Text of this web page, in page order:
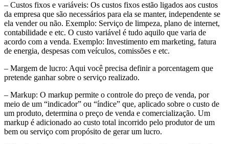
– Custos fixos e variáveis: Os custos fixos estão ligados aos custos
da empresa que são necessários para ela se manter, independente se
ela vender ou não. Exemplo: Serviço de limpeza, plano de internet,
contabilidade e etc. O custo variável é tudo aquilo que varia de
acordo com a venda. Exemplo: Investimento em marketing, fatura
de energia, despesas com veículos, comissões e etc.
– Margem de lucro: Aqui você precisa definir a porcentagem que
pretende ganhar sobre o serviço realizado.
– Markup: O markup permite o controle do preço de venda, por
meio de um “indicador” ou “índice” que, aplicado sobre o custo de
um produto, determina o preço de venda e comercialização. Um
markup é adicionado ao custo total incorrido pelo produtor de um
bem ou serviço com propósito de gerar um lucro.